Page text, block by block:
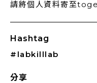
請將個人資料寄至
Hashtag
#labkilllab
分享